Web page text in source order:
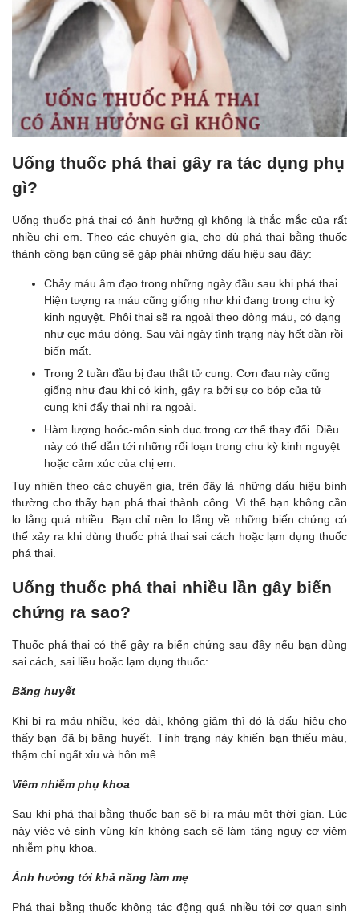
Uống thuốc phá thai gây ra tác dụng phụ
gì?
Uống thuốc phá thai có ảnh hưởng gì không là thắc mắc của rất
nhiều chị em. Theo các chuyên gia, cho dù phá thai bằng thuốc
thành công bạn cũng sẽ gặp phải những dấu hiệu sau đây:
Chảy máu âm đạo trong những ngày đầu sau khi phá thai.
Hiện tượng ra máu cũng giống như khi đang trong chu kỳ
kinh nguyệt. Phôi thai sẽ ra ngoài theo dòng máu, có dạng
như cục máu đông. Sau vài ngày tình trạng này hết dần rồi
biến mất.
Trong 2 tuần đầu bị đau thắt tử cung. Cơn đau này cũng
giống như đau khi có kinh, gây ra bởi sự co bóp của tử
cung khi đẩy thai nhi ra ngoài.
Hàm lượng hoóc-môn sinh dục trong cơ thể thay đổi. Điều
này có thể dẫn tới những rối loạn trong chu kỳ kinh nguyệt
hoặc cảm xúc của chị em.
Tuy nhiên theo các chuyên gia, trên đây là những dấu hiệu bình
thường cho thấy bạn phá thai thành công. Vì thế bạn không cần
lo lắng quá nhiều. Bạn chỉ nên lo lắng về những biến chứng có
thể xảy ra khi dùng thuốc phá thai sai cách hoặc lạm dụng thuốc
phá thai.
Uống thuốc phá thai nhiều lần gây biến
chứng ra sao?
Thuốc phá thai có thể gây ra biến chứng sau đây nếu bạn dùng
sai cách, sai liều hoặc lạm dụng thuốc:
Băng huyết
Khi bị ra máu nhiều, kéo dài, không giảm thì đó là dấu hiệu cho
thấy bạn đã bị băng huyết. Tình trạng này khiến bạn thiếu máu,
thậm chí ngất xỉu và hôn mê.
Viêm nhiễm phụ khoa
Sau khi phá thai bằng thuốc bạn sẽ bị ra máu một thời gian. Lúc
này việc vệ sinh vùng kín không sạch sẽ làm tăng nguy cơ viêm
nhiễm phụ khoa.
Ảnh hưởng tới khả năng làm mẹ
Phá thai bằng thuốc không tác động quá nhiều tới cơ quan sinh